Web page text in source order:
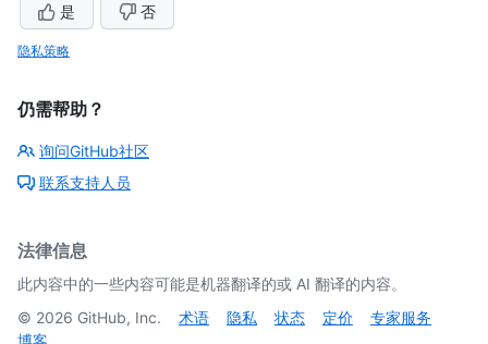
是 否
隐私策略
仍需帮助？
询问GitHub社区
联系支持人员
法律信息
此内容中的一些内容可能是机器翻译的或 AI 翻译的内容。
© 2026 GitHub, Inc. 术语 隐私 状态 定价
专家服务